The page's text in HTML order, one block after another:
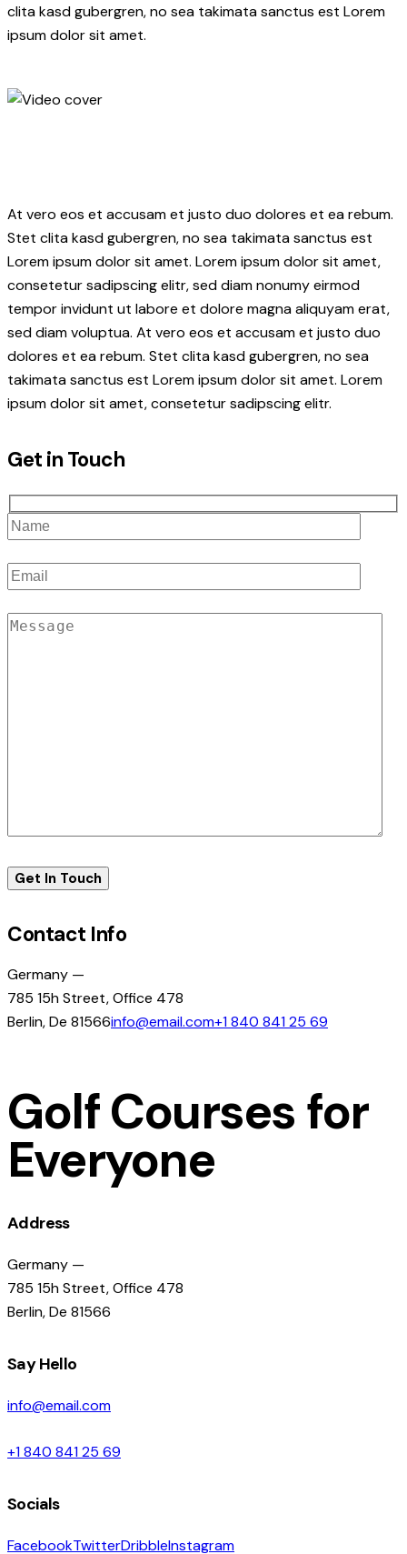
clita kasd gubergren, no sea takimata sanctus est Lorem
ipsum dolor sit amet.
At vero eos et accusam et justo duo dolores et ea rebum.
Stet clita kasd gubergren, no sea takimata sanctus est
Lorem ipsum dolor sit amet. Lorem ipsum dolor sit amet,
consetetur sadipscing elitr, sed diam nonumy eirmod
tempor invidunt ut labore et dolore magna aliquyam erat,
sed diam voluptua. At vero eos et accusam et justo duo
dolores et ea rebum. Stet clita kasd gubergren, no sea
takimata sanctus est Lorem ipsum dolor sit amet. Lorem
ipsum dolor sit amet, consetetur sadipscing elitr.
Get in Touch
Contact Info
Germany —
785 15h Street, Office 478
Berlin, De 81566info@email.com+1 840 841 25 69
Golf Courses for
Everyone
Address
Germany —
785 15h Street, Office 478
Berlin, De 81566
Say Hello
info@email.com
+1 840 841 25 69
Socials
FacebookTwitterDribbleInstagram